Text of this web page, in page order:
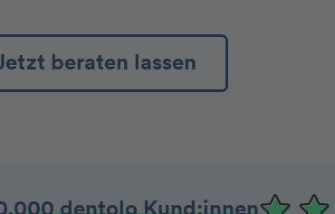
beraten lassen
dentolo Kund:innen